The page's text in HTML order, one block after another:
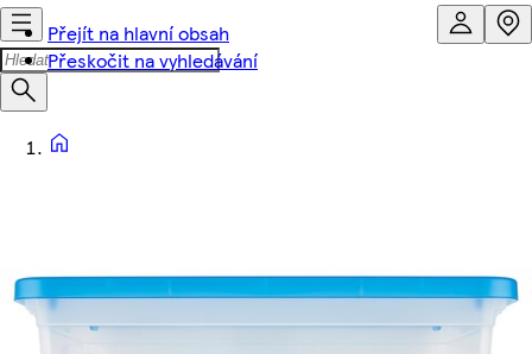
Přejít na hlavní obsah
Přeskočit na vyhledávání